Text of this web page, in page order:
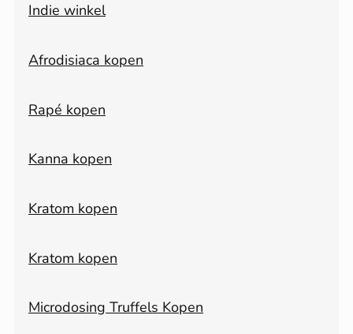
Indie winkel
Afrodisiaca kopen
Rapé kopen
Kanna kopen
Kratom kopen
Kratom kopen
Microdosing Truffels Kopen